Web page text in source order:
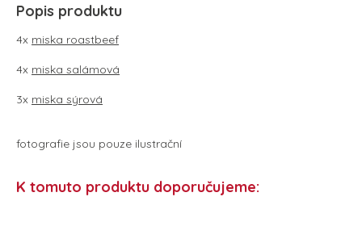
Popis produktu
4x miska roastbeef
4x miska salámová
3x miska sýrová
fotografie jsou pouze ilustrační
K tomuto produktu doporučujeme: